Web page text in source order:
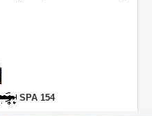
SPA 154